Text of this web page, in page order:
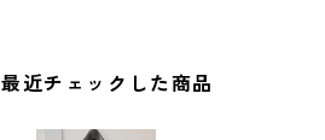
最近チェックした商品